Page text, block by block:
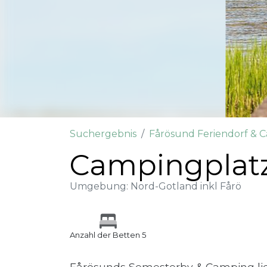
Suchergebnis Fårösund Feriendorf &
Umgebung: Nord-Gotland inkl Fårö
Anzahl der Betten 5